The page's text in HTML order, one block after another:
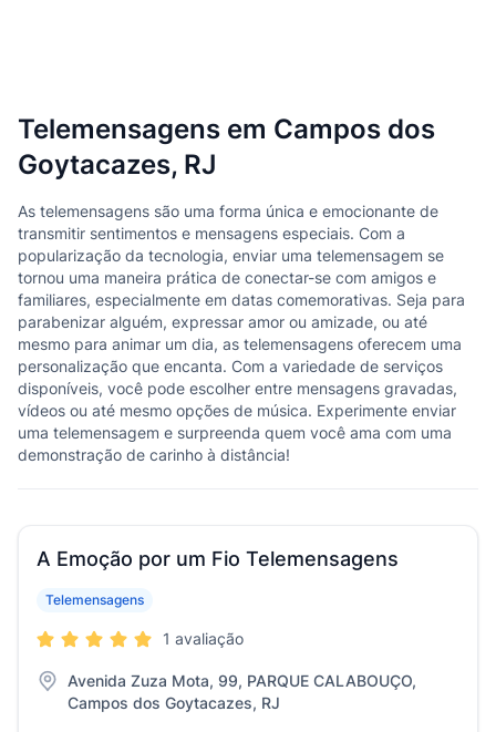
Telemensagens em Campos dos
Goytacazes, RJ
As telemensagens são uma forma única e emocionante de
transmitir sentimentos e mensagens especiais. Com a
popularização da tecnologia, enviar uma telemensagem se
tornou uma maneira prática de conectar-se com amigos e
familiares, especialmente em datas comemorativas. Seja para
parabenizar alguém, expressar amor ou amizade, ou até
mesmo para animar um dia, as telemensagens oferecem uma
personalização que encanta. Com a variedade de serviços
disponíveis, você pode escolher entre mensagens gravadas,
vídeos ou até mesmo opções de música. Experimente enviar
uma telemensagem e surpreenda quem você ama com uma
demonstração de carinho à distância!
A Emoção por um Fio Telemensagens
Telemensagens
1 avaliação
Avenida Zuza Mota, 99, PARQUE CALABOUÇO,
Campos dos Goytacazes, RJ